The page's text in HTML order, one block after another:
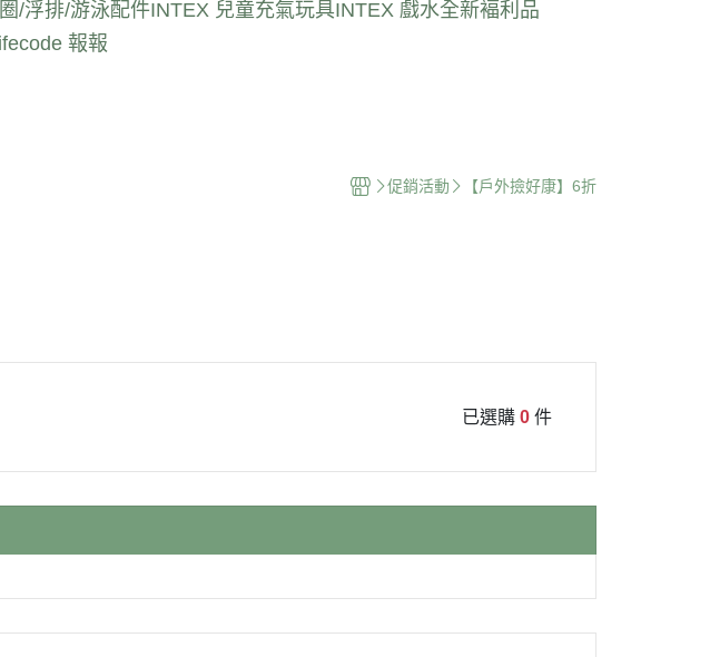
/浮排/游泳配件INTEX 兒童充氣玩具INTEX 戲水全新褔利品
報報
促銷活動 【戶外撿好康】6折
已選購 0 件